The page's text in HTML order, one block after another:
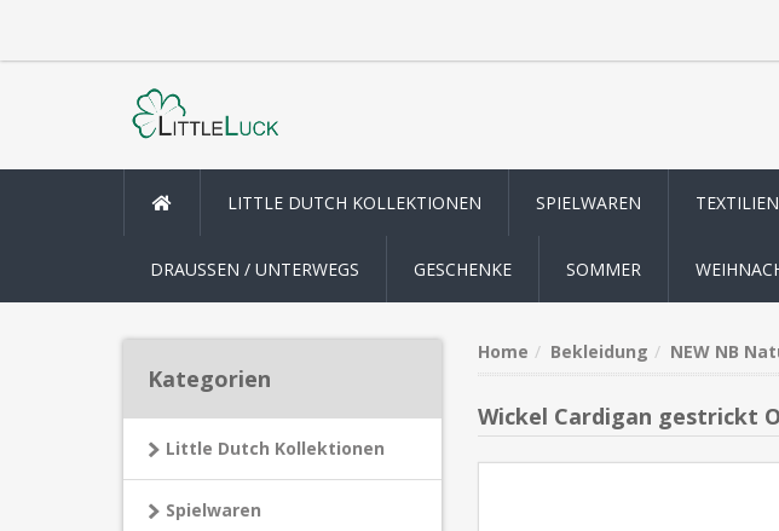
LITTLE DUTCH KOLLEKTIONEN SPIELWAREN TEXTILIEN
DRAUSSEN / UNTERWEGS GESCHENKE SOMMER
Kategorien
Little Dutch Kollektionen
Spielwaren
Home Bekleidung NEW NB
Wickel Cardigan gestrickt